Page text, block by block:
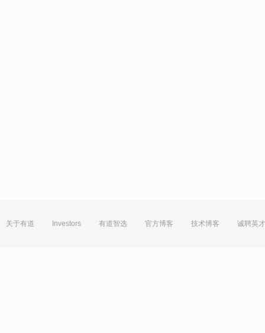
关于有道 Investors 有道智选 官方博客 技术博客 诚聘英才